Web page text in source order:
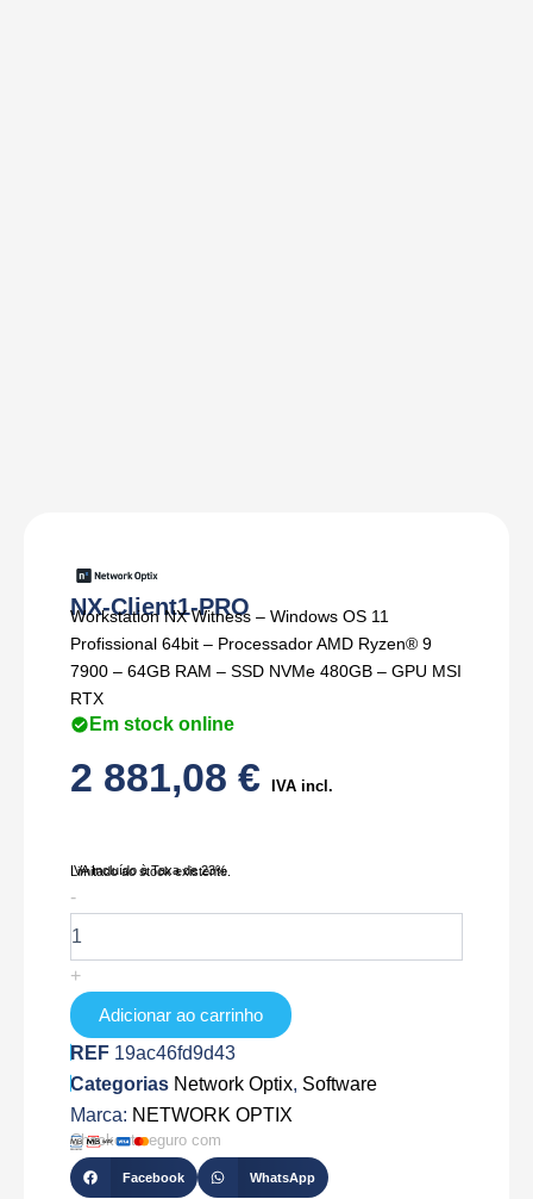
NX-Client1-PRO
Workstation NX Witness – Windows OS 11
Profissional 64bit – Processador AMD Ryzen® 9
7900 – 64GB RAM – SSD NVMe 480GB – GPU MSI
RTX
Em stock online
2 881,08 € IVA incl.
IVA Incluído à Taxa de 23%
Limitado ao stock existente.
-
de
NX-
Client1-
PRO
+
Adicionar ao carrinho
REF 19ac46fd9d43
Categorias Network Optix, Software
Marca: NETWORK OPTIX
Checkout seguro com
Facebook WhatsApp